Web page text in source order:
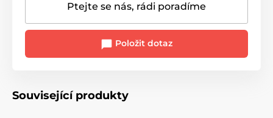
Ptejte se nás, rádi poradíme
Položit dotaz
Související produkty